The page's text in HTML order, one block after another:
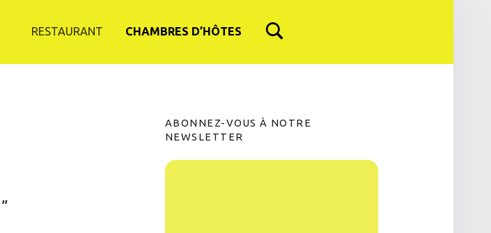
RESTAURANT CHAMBRES D’HÔTES
”
SIDEBAR
ABONNEZ-VOUS À NOTRE
NEWSLETTER